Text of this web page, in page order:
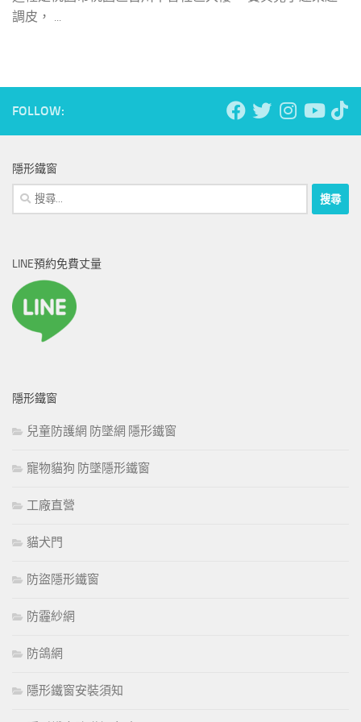
調皮， ...
FOLLOW:
隱形鐵窗
搜
尋
字:
LINE預約免費丈量
隱形鐵窗
兒童防護網 防墜網 隱形鐵窗
寵物貓狗 防墜隱形鐵窗
工廠直營
貓犬門
防盜隱形鐵窗
防霾紗網
防鴿網
隱形鐵窗安裝須知